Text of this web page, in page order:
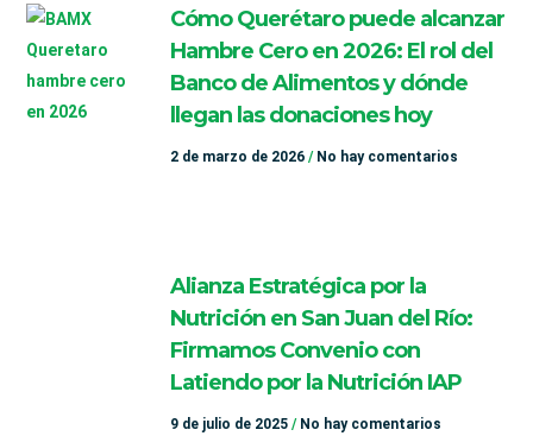
Cómo Querétaro puede alcanzar
Hambre Cero en 2026: El rol del
Banco de Alimentos y dónde
llegan las donaciones hoy
2 de marzo de 2026 No hay comentarios
Alianza Estratégica por la
Nutrición en San Juan del Río:
Firmamos Convenio con
Latiendo por la Nutrición IAP
9 de julio de 2025 No hay comentarios